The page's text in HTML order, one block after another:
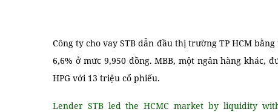
Công ty cho vay STB dẫn đầu thị trường TP HCM
6,6% ở mức 9,950 đồng. MBB, một ngân hàng khác,
HPG với 13 triệu cổ phiếu.
Lender STB led the HCMC market by liquidity